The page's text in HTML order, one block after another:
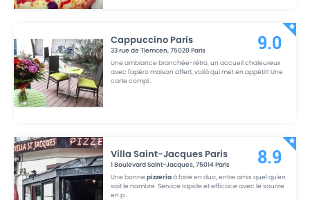
Cappuccino Paris
33 rue de Tlemcen,75020Paris
Une ambiance branchée-rétro, un accueil chaleureux
avec l'apéro maison offert, voilà qui met en appétit! Une
carte compl...
9.0
Villa Saint-Jacques Paris
1 Boulevard Saint-Jacques,75014Paris
Une bonnepizzeriaà faire en duo, entre amis quel qu'en
soit le nombre. Service rapide et efficace avec le sourire
en p...
8.9